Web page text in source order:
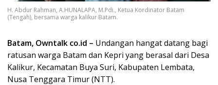
H. Abdur Rahman, A.HUNALAPA, M.Pdi., Ketua Kordinator Batam
(Tengah), bersama warga kalikur Batam.
Batam, Owntalk co.id – Undangan hangat datang bagi
ratusan warga Batam dan Kepri yang berasal dari Desa
Kalikur, Kecamatan Buya Suri, Kabupaten Lembata,
Nusa Tenggara Timur (NTT).